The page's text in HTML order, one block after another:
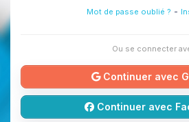
Mot de passe oublié ? -
Ou se connecter
Continuer avec
Continuer avec